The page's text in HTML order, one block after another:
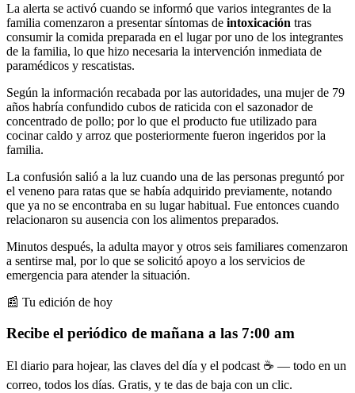
La alerta se activó cuando se informó que varios integrantes de la
familia comenzaron a presentar síntomas de intoxicación tras
consumir la comida preparada en el lugar por uno de los integrantes
de la familia, lo que hizo necesaria la intervención inmediata de
paramédicos y rescatistas.
Según la información recabada por las autoridades, una mujer de 79
años habría confundido cubos de raticida con el sazonador de
concentrado de pollo; por lo que el producto fue utilizado para
cocinar caldo y arroz que posteriormente fueron ingeridos por la
familia.
La confusión salió a la luz cuando una de las personas preguntó por
el veneno para ratas que se había adquirido previamente, notando
que ya no se encontraba en su lugar habitual. Fue entonces cuando
relacionaron su ausencia con los alimentos preparados.
Minutos después, la adulta mayor y otros seis familiares comenzaron
a sentirse mal, por lo que se solicitó apoyo a los servicios de
emergencia para atender la situación.
📰 Tu edición de hoy
Recibe el periódico de mañana a las 7:00 am
El diario para hojear, las claves del día y el podcast ☕ — todo en un
correo, todos los días. Gratis, y te das de baja con un clic.